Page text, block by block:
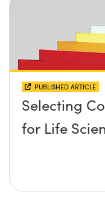
PUBLISHED ARTICLE
Selecting
for Life